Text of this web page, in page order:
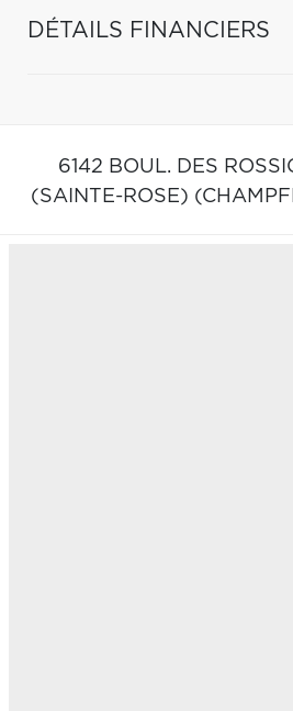
DÉTAILS FINANCIERS
6142 BOUL. DES
(SAINTE-ROSE)